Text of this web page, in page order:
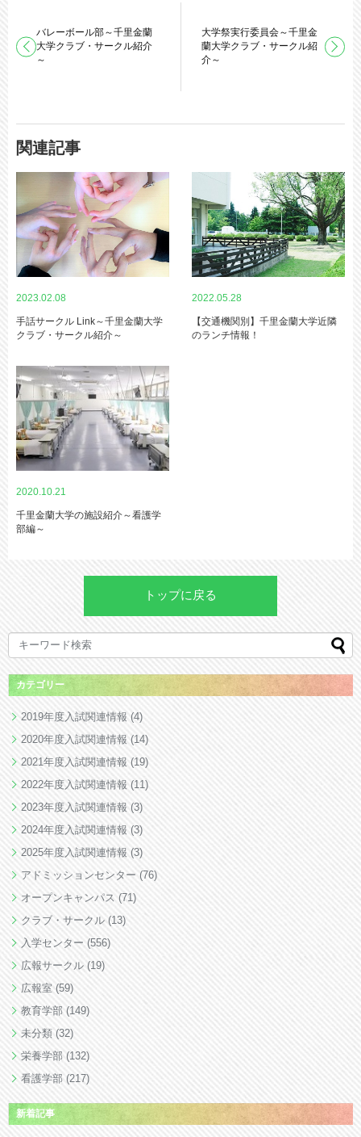
関連記事
2023.02.08
手話サークル Link～千里金蘭大学
クラブ・サークル紹介～
2022.05.28
【交通機関別】千里金蘭大学近隣
のランチ情報！
2020.10.21
千里金蘭大学の施設紹介～看護学
部編～
バレーボール部～千里金蘭
大学クラブ・サークル紹介
～
大学祭実行委員会～千里金
蘭大学クラブ・サークル紹
介～
トップに戻る
カテゴリー
2019年度入試関連情報 (4)
2020年度入試関連情報 (14)
2021年度入試関連情報 (19)
2022年度入試関連情報 (11)
2023年度入試関連情報 (3)
2024年度入試関連情報 (3)
2025年度入試関連情報 (3)
アドミッションセンター (76)
オープンキャンパス (71)
クラブ・サークル (13)
入学センター (556)
広報サークル (19)
広報室 (59)
教育学部 (149)
未分類 (32)
栄養学部 (132)
看護学部 (217)
新着記事